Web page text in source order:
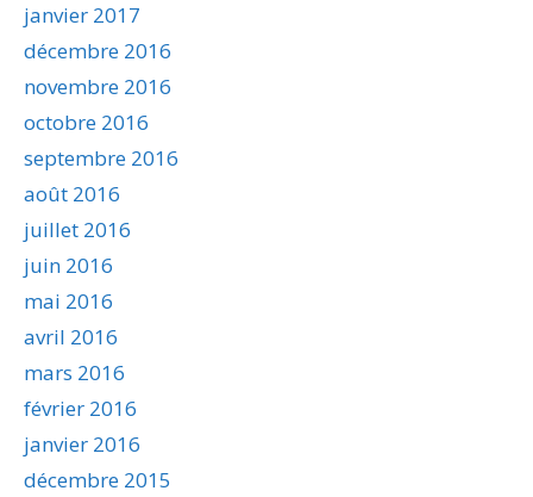
janvier 2017
décembre 2016
novembre 2016
octobre 2016
septembre 2016
août 2016
juillet 2016
juin 2016
mai 2016
avril 2016
mars 2016
février 2016
janvier 2016
décembre 2015